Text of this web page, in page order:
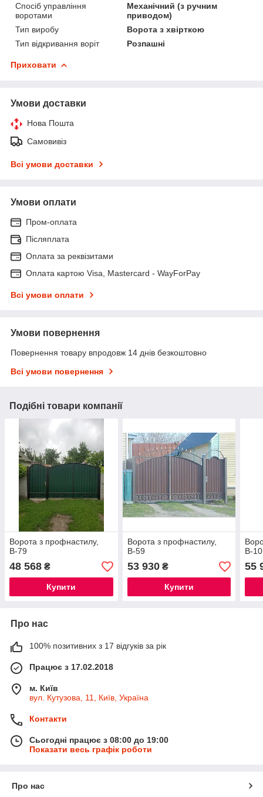
Спосіб управління
воротами
Механічний (з ручним
приводом)
Тип виробу
Ворота з хвірткою
Тип відкривання воріт
Розпашні
Приховати
Умови доставки
Нова Пошта
Самовивіз
Всі умови доставки
Умови оплати
Пром-оплата
Післяплата
Оплата за реквізитами
Оплата картою Visa, Mastercard - WayForPay
Всі умови оплати
Умови повернення
Повернення товару впродовж 14 днів безкоштовно
Всі умови повернення
Подібні товари компанії
Ворота з профнастилу,
В-79
48 568 ₴
Купити
Ворота з профнастилу,
В-59
53 930₴
Купити
В-10
55
Про нас
100% позитивних з 17 відгуків за рік
Працює з 17.02.2018
м. Київ
вул. Кутузова, 11, Київ, Україна
Контакти
Сьогодні працює з 08:00 до 19:00
Показати весь графік роботи
Про нас